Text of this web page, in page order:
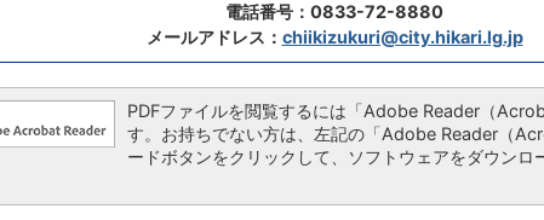
電話番号：0833-72-8880
メールアドレス： chiikizukuri@city.hikari.lg.jp
PDFファイルを閲覧するには「Adobe Reader（
す。お持ちでない方は、左記の「Adobe Reader（
ードボタンをクリックして、ソフトウェアをダウンロ